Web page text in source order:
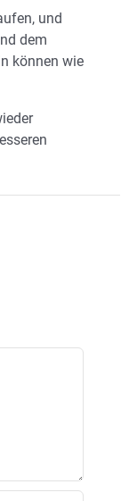
und
dem
können wie